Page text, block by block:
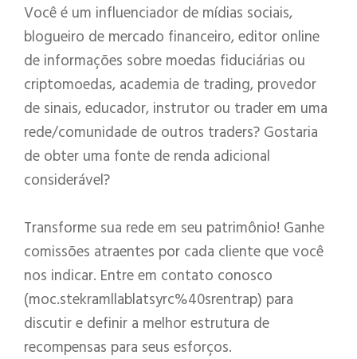
Você é um influenciador de mídias sociais,
blogueiro de mercado financeiro, editor online
de informações sobre moedas fiduciárias ou
criptomoedas, academia de trading, provedor
de sinais, educador, instrutor ou trader em uma
rede/comunidade de outros traders? Gostaria
de obter uma fonte de renda adicional
considerável?
Transforme sua rede em seu patrimônio! Ganhe
comissões atraentes por cada cliente que você
nos indicar. Entre em contato conosco
(moc.stekramllablatsyrc%40srentrap) para
discutir e definir a melhor estrutura de
recompensas para seus esforços.